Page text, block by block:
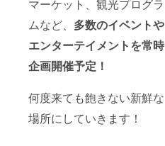
マーケット、観光プログラ
ムなど、 多数のイベントや
エンターテイメントを常時
企画開催予定！
何度来ても飽きない新鮮な
場所にしていきます！